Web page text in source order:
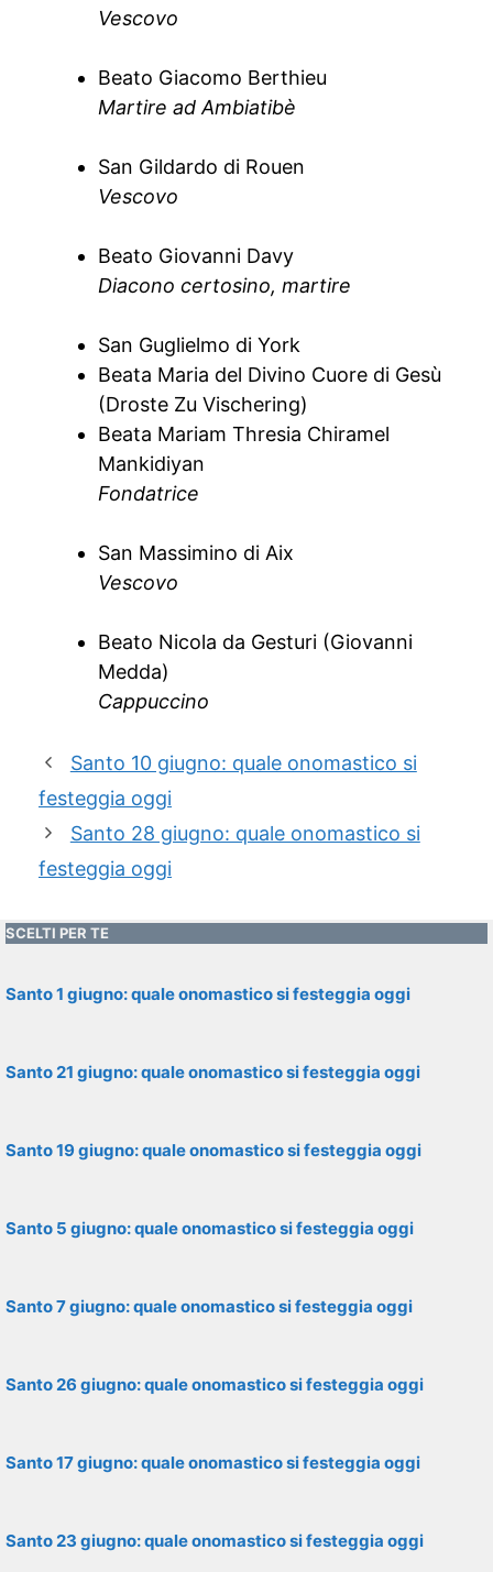
Vescovo
Beato Giacomo Berthieu
Martire ad Ambiatibè
San Gildardo di Rouen
Vescovo
Beato Giovanni Davy
Diacono certosino, martire
San Guglielmo di York
Beata Maria del Divino Cuore di Gesù
(Droste Zu Vischering)
Beata Mariam Thresia Chiramel
Mankidiyan
Fondatrice
San Massimino di Aix
Vescovo
Beato Nicola da Gesturi (Giovanni
Medda)
Cappuccino
Santo 10 giugno: quale onomastico si
festeggia oggi
Santo 28 giugno: quale onomastico si
festeggia oggi
SCELTI PER TE
Santo 1 giugno: quale onomastico si festeggia oggi
Santo 21 giugno: quale onomastico si festeggia oggi
Santo 19 giugno: quale onomastico si festeggia oggi
Santo 5 giugno: quale onomastico si festeggia oggi
Santo 7 giugno: quale onomastico si festeggia oggi
Santo 26 giugno: quale onomastico si festeggia oggi
Santo 17 giugno: quale onomastico si festeggia oggi
Santo 23 giugno: quale onomastico si festeggia oggi